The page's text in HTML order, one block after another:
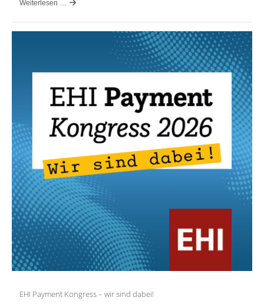
Weiterlesen …
EHI Payment Kongress – wir sind dabei!